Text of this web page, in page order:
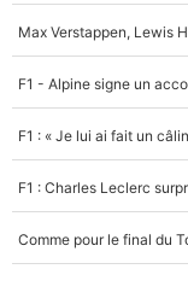
Un autre joueur
5%